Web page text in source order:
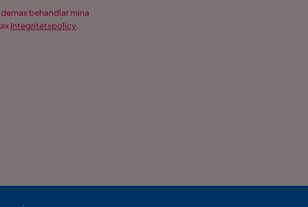
behandlar mina
Integritetspolicy.